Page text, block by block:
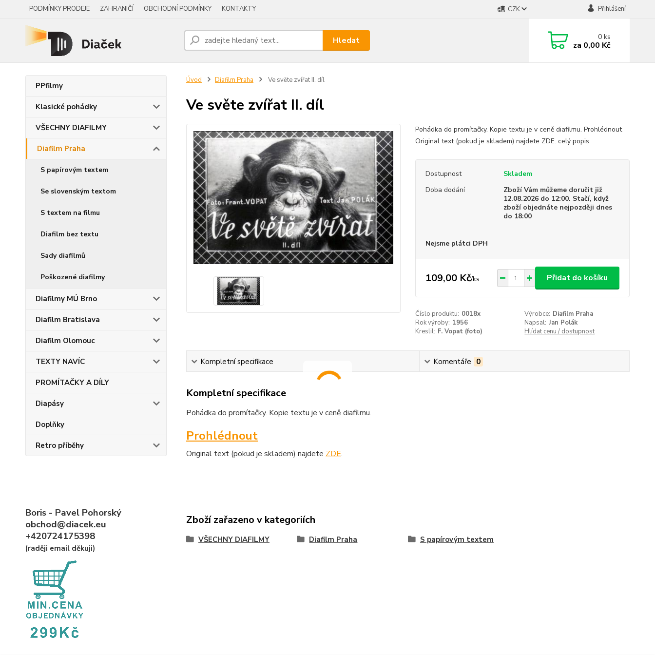
PODMÍNKY PRODEJE ZAHRANIČÍ OBCHODNÍ PODMÍNKY KONTAKTY CZK Přihlášení
Hledat 0ks
za 0,00 Kč
PPfilmy
Klasické pohádky
VŠECHNY DIAFILMY
Diafilm Praha
S papírovým textem
Se slovenským textom
S textem na filmu
Diafilm bez textu
Sady diafilmů
Poškozené diafilmy
Diafilmy MÚ Brno
Diafilm Bratislava
Diafilm Olomouc
TEXTY NAVÍC
PROMÍTAČKY A DÍLY
Diapásy
Doplňky
Retro příběhy
Boris - Pavel Pohorský
obchod@diacek.eu
+420724175398
(raději email děkuji)
Úvod Diafilm Praha Ve světe zvířat II. díl
Ve světe zvířat II. díl
Pohádka do promítačky. Kopie textu je v ceně diafilmu. Prohlédnout
Original text (pokud je skladem) najdete ZDE. celý popis
Dostupnost
Skladem
Doba dodání
Zboží Vám můžeme doručit již
12.08.2026 do 12:00. Stačí, když
zboží objednáte nejpozději dnes
do 18:00
Nejsme plátci DPH
109,00 Kč/ks Přidat do košíku
Číslo produktu: 0018x Výrobce: Diafilm Praha
Rok výroby: 1956 Napsal: Jan Polák
Kreslil: F. Vopat (foto) Hlídat cenu / dostupnost
Kompletní specifikace Komentáře 0
Kompletní specifikace
Pohádka do promítačky. Kopie textu je v ceně diafilmu.
Prohlédnout
Original text (pokud je skladem) najdete ZDE.
Zboží zařazeno v kategoriích
VŠECHNY DIAFILMY Diafilm Praha S papírovým textem